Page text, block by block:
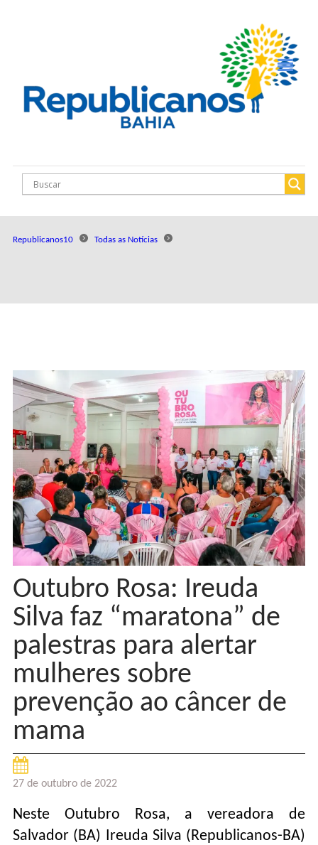
Republicanos10 Todas as Notícias
Outubro Rosa: Ireuda
Silva faz “maratona” de
palestras para alertar
mulheres sobre
prevenção ao câncer de
mama
27 de outubro de 2022
Neste Outubro Rosa, a vereadora de
Salvador (BA) Ireuda Silva (Republicanos-BA)